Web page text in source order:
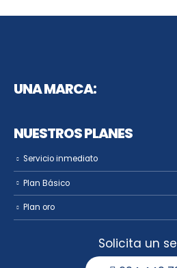
UNA MARCA:
NUESTROS PLANES
Servicio inmediato
Plan Básico
Plan oro
Solicita un